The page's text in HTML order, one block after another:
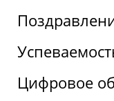
Цифровое